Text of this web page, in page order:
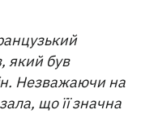
який був
Незважаючи на
що її значна